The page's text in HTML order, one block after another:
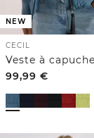
NEW
CECIL
99,99 €